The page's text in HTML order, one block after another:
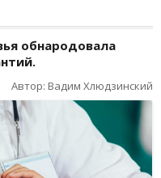
обнародовала
Автор: Вадим Хлюдзинский